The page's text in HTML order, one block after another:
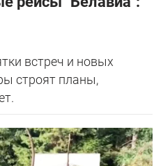
встреч и новых
строят планы,